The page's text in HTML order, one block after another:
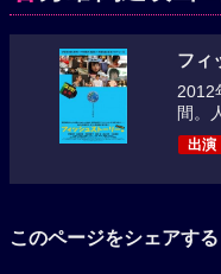
フィ
2012
間。
出演
このページをシェアする